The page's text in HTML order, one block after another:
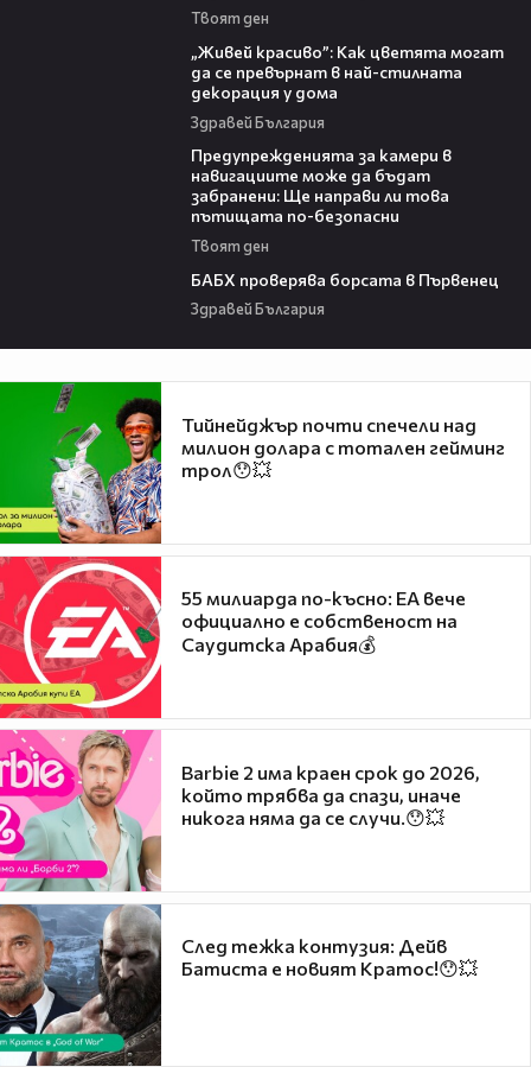
Твоят ден
„Живей красиво”: Как цветята могат
да се превърнат в най-стилната
декорация у дома
Здравей България
Предупрежденията за камери в
навигациите може да бъдат
забранени: Ще направи ли това
пътищата по-безопасни
Твоят ден
БАБХ проверява борсата в Първенец
Здравей България
Тийнейджър почти спечели над
милион долара с тотален гейминг
трол😯💥
55 милиарда по-късно: EA вече
официално е собственост на
Саудитска Арабия💰
Barbie 2 има краен срок до 2026,
който трябва да спази, иначе
никога няма да се случи.😯💥
След тежка контузия: Дейв
Батиста е новият Кратос!😯💥